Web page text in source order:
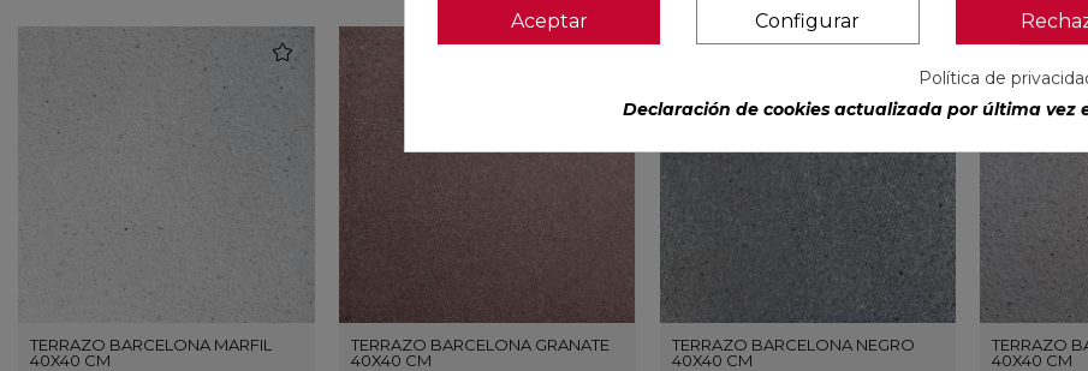
TERRAZO BARCELONA MARFIL
40X40 CM
favorite
TERRAZO BARCELONA GRANATE
40X40 CM
favorite
TERRAZO BARCELONA NEGRO
40X40 CM
favorite
TERRAZO
40X40 CM
Aceptar Configurar
Política de
Declaración de cookies actualizada por última vez